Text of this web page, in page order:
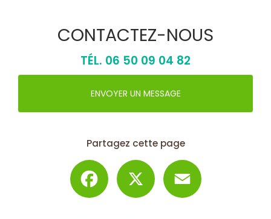
CONTACTEZ-NOUS
TÉL. 06 50 09 04 82
ENVOYER UN MESSAGE
Partagez cette page
Facebook